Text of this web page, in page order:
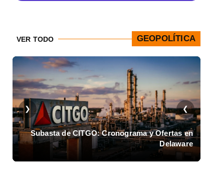
GEOPOLÍTICA
VER TODO
❮
Subasta de CITGO: Cronograma y Ofertas en
Delaware
❯